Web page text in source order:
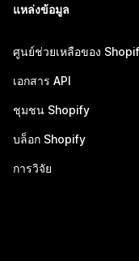
แหล่งข้อมูล
ศูนย์ช่วยเหลือของ
เอกสาร API
ชุมชน Shopify
บล็อก Shopify
การวิจัย